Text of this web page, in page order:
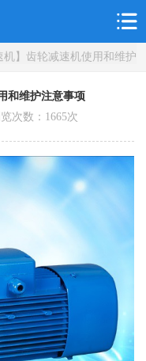
机】齿轮减速机使用和维护
和维护注意事项
次数： 1665次